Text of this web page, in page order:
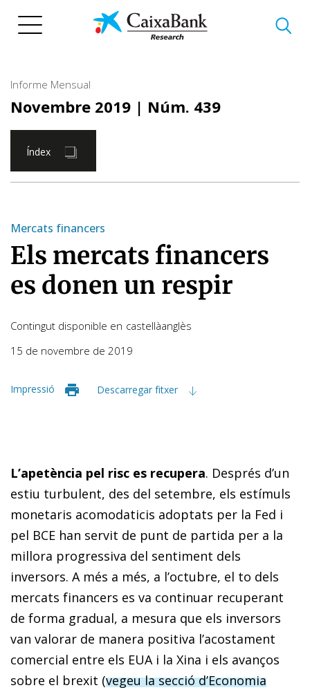
Informe Mensual
Novembre 2019 | Núm. 439
Índex
Mercats financers
Els mercats financers
es donen un respir
Contingut disponible en castellàanglès
15 de novembre de 2019
Impressió Descarregar fitxer
L’apetència pel risc es recupera. Després d’un
estiu turbulent, des del setembre, els estímuls
monetaris acomodaticis adoptats per la Fed i
pel BCE han servit de punt de partida per a la
millora progressiva del sentiment dels
inversors. A més a més, a l’octubre, el to dels
mercats financers es va continuar recuperant
de forma gradual, a mesura que els inversors
van valorar de manera positiva l’acostament
comercial entre els EUA i la Xina i els avanços
sobre el brexit (vegeu la secció d’Economia